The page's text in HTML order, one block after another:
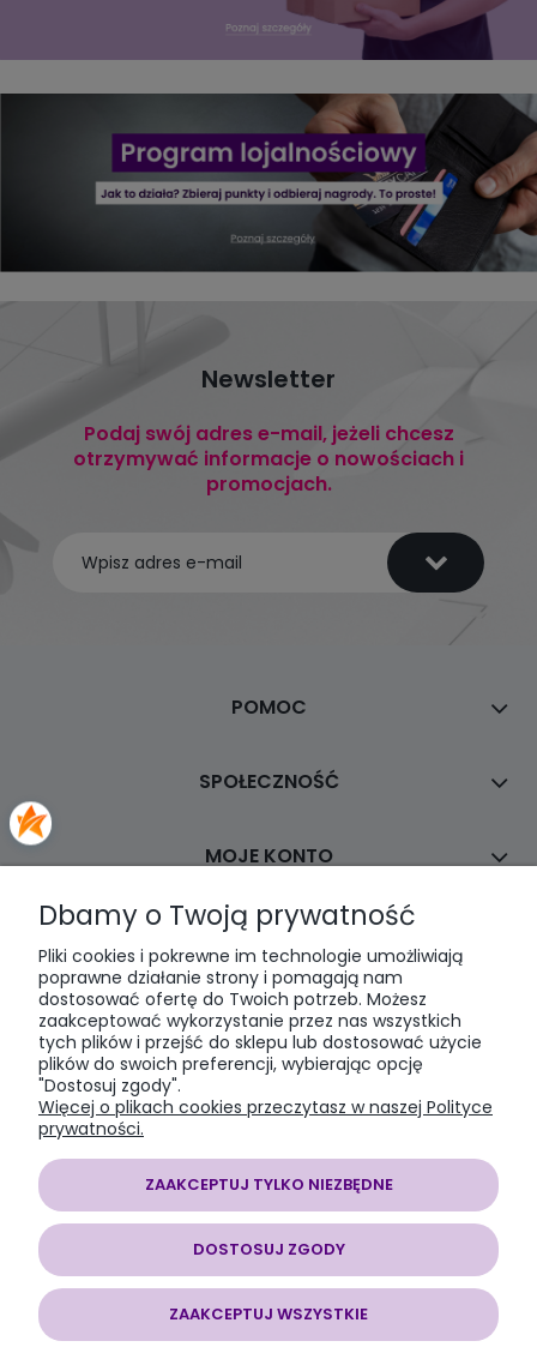
Newsletter
Podaj swój adres e-mail, jeżeli chcesz
otrzymywać informacje o nowościach i
promocjach.
POMOC
SPOŁECZNOŚĆ
MOJE KONTO
PŁATNOŚCI I DOSTAWA
INFORMACJE
O NAS
SOMAP sklep modelarski| al. Jana Pawła II 28, 43-100 Tychy, woj.
śląskie | E-mail:
| NIP:
6462056771 REGON: 240730965
Dbamy o Twoją prywatność
Pliki cookies i pokrewne im technologie umożliwiają
poprawne działanie strony i pomagają nam
dostosować ofertę do Twoich potrzeb. Możesz
zaakceptować wykorzystanie przez nas wszystkich
tych plików i przejść do sklepu lub dostosować użycie
plików do swoich preferencji, wybierając opcję
"Dostosuj zgody".
Więcej o plikach cookies przeczytasz w naszej Polityce
prywatności.
ZAAKCEPTUJ TYLKO NIEZBĘDNE
DOSTOSUJ ZGODY
ZAAKCEPTUJ WSZYSTKIE